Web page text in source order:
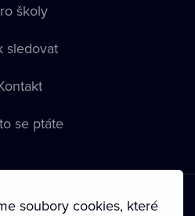
školy
sledovat
se ptáte
soubory cookies, které